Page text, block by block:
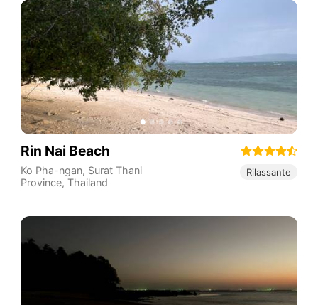
Rin Nai Beach
Ko Pha-ngan, Surat Thani
Province, Thailand
Rilassante